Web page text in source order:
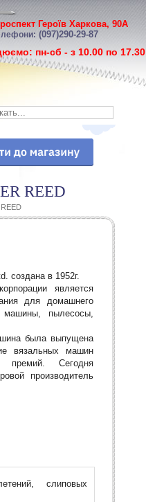
Героїв Харкова, 90А
(097)290-29-87
пн-сб - з 10.00 по 17.30
REED
создана в 1952г.
является
для домашнего
машины, пылесосы,
была выпущена
вязальных машин
премий. Сегодня
производитель
слиповых